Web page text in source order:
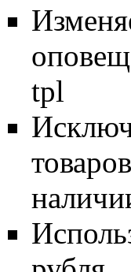
tpl